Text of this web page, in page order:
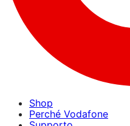
Shop
Perché Vodafone